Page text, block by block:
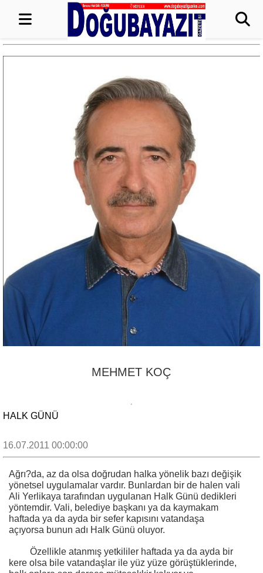
MEHMET KOÇ
HALK GÜNÜ
16.07.2011 00:00:00
Ağrı?da, az da olsa doğrudan halka yönelik bazı değişik
yönetsel uygulamalar vardır. Bunlardan bir de halen vali
Ali Yerlikaya tarafından uygulanan Halk Günü dedikleri
yöntemdir. Vali, belediye başkanı ya da kaymakam
haftada ya da ayda bir sefer kapısını vatandaşa
açıyorsa bunun adı Halk Günü oluyor.
Özellikle atanmış yetkililer haftada ya da ayda bir
kere olsa bile vatandaşlar ile yüz yüze görüştüklerinde,